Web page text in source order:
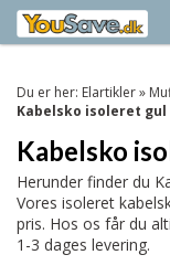
Du er her: Elartikler»
Kabelsko isoleret gul
Kabelsko
Herunder finder du
Vores isoleret
pris. Hos os får du
1-3 dages levering.